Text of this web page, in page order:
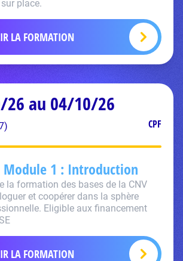
place.
LA FORMATION
26 au 04/10/26
CPF
Module 1 : Introduction
la formation des bases de la CNV
et coopérer dans la sphère
Eligible aux financement
LA FORMATION